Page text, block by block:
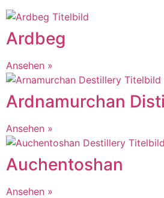
Ardbeg
Ansehen »
Ardnamurchan
Ansehen »
Auchentoshan
Ansehen »